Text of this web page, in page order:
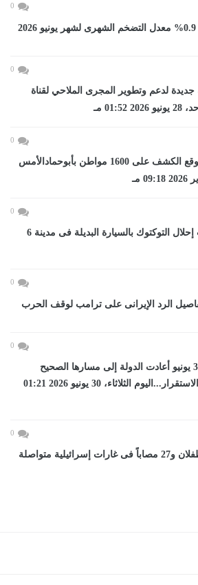
0
0
جديدة لدعم وتطوير المجرى الملاحي لقناة
مـ
0
صحة الشرقية توقع الكشف على 1600 مواطن بأبوحمادالأمس
0
بدء تلقى طلبات إحلال التوكتوك بالسيارة البديلة فى مدينة 6
0
الرد الإيرانى على ترامب لوقف الحرب
0
برلماني: ثورة 30 يونيو أعادت الدولة إلى مسارها الصحيح
ورسخت دعائم الاستقرار...اليوم الثلاثاء، 30 يونيو 2026 01:21
0
4 شهداء بينهم طفلان و27 مصاباً فى غارات إسرائيلية متواصلة